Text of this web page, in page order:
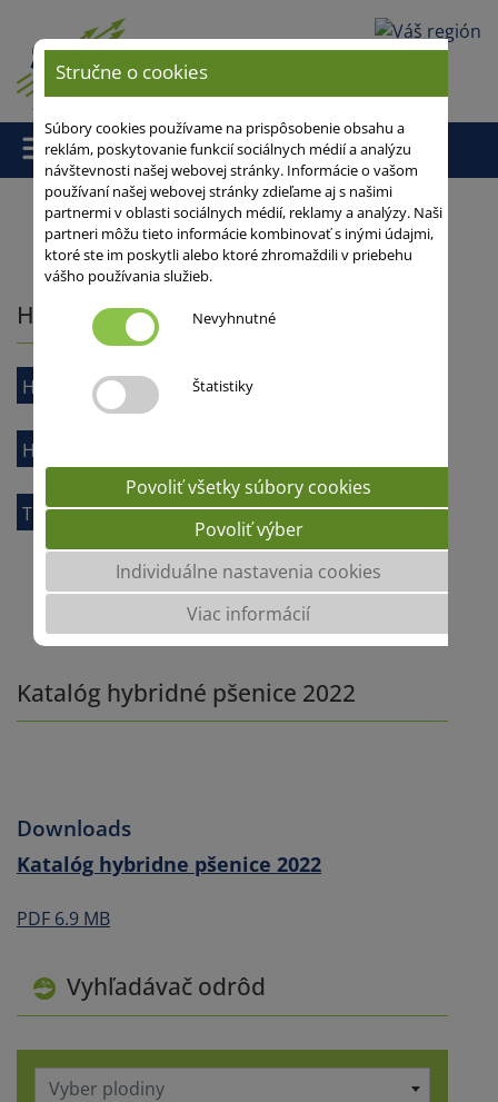
Vaša oblasť
Domov/
Vyhľadávač odrôd
Vyber plodiny
Hybridné obilniny
Hybridné pšenice
Hybridný jačmeň
Turbohybridné raže
Katalóg hybridné pšenice 2022
Downloads
Katalóg hybridne pšenice 2022
PDF 6.9 MB
Stručne o cookies
Súbory cookies používame na prispôsobenie obsahu a
reklám, poskytovanie funkcií sociálnych médií a analýzu
návštevnosti našej webovej stránky. Informácie o vašom
používaní našej webovej stránky zdieľame aj s našimi
partnermi v oblasti sociálnych médií, reklamy a analýzy. Naši
partneri môžu tieto informácie kombinovať s inými údajmi,
ktoré ste im poskytli alebo ktoré zhromaždili v priebehu
vášho používania služieb.
Nevyhnutné
Štatistiky
Povoliť všetky súbory cookies
Povoliť výber
Individuálne nastavenia cookies
Viac informácií